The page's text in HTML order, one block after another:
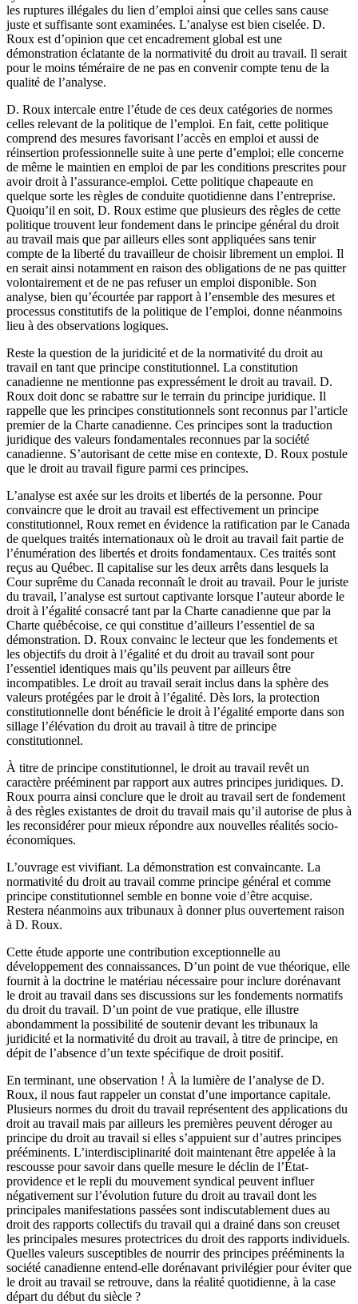
les ruptures illégales du lien d’emploi ainsi que celles sans cause
juste et suffisante sont examinées. L’analyse est bien ciselée. D.
Roux est d’opinion que cet encadrement global est une
démonstration éclatante de la normativité du droit au travail. Il serait
pour le moins téméraire de ne pas en convenir compte tenu de la
qualité de l’analyse.
D. Roux intercale entre l’étude de ces deux catégories de normes
celles relevant de la politique de l’emploi. En fait, cette politique
comprend des mesures favorisant l’accès en emploi et aussi de
réinsertion professionnelle suite à une perte d’emploi; elle concerne
de même le maintien en emploi de par les conditions prescrites pour
avoir droit à l’assurance-emploi. Cette politique chapeaute en
quelque sorte les règles de conduite quotidienne dans l’entreprise.
Quoiqu’il en soit, D. Roux estime que plusieurs des règles de cette
politique trouvent leur fondement dans le principe général du droit
au travail mais que par ailleurs elles sont appliquées sans tenir
compte de la liberté du travailleur de choisir librement un emploi. Il
en serait ainsi notamment en raison des obligations de ne pas quitter
volontairement et de ne pas refuser un emploi disponible. Son
analyse, bien qu’écourtée par rapport à l’ensemble des mesures et
processus constitutifs de la politique de l’emploi, donne néanmoins
lieu à des observations logiques.
Reste la question de la juridicité et de la normativité du droit au
travail en tant que principe constitutionnel. La constitution
canadienne ne mentionne pas expressément le droit au travail. D.
Roux doit donc se rabattre sur le terrain du principe juridique. Il
rappelle que les principes constitutionnels sont reconnus par l’article
premier de la Charte canadienne. Ces principes sont la traduction
juridique des valeurs fondamentales reconnues par la société
canadienne. S’autorisant de cette mise en contexte, D. Roux postule
que le droit au travail figure parmi ces principes.
L’analyse est axée sur les droits et libertés de la personne. Pour
convaincre que le droit au travail est effectivement un principe
constitutionnel, Roux remet en évidence la ratification par le Canada
de quelques traités internationaux où le droit au travail fait partie de
l’énumération des libertés et droits fondamentaux. Ces traités sont
reçus au Québec. Il capitalise sur les deux arrêts dans lesquels la
Cour suprême du Canada reconnaît le droit au travail. Pour le juriste
du travail, l’analyse est surtout captivante lorsque l’auteur aborde le
droit à l’égalité consacré tant par la Charte canadienne que par la
Charte québécoise, ce qui constitue d’ailleurs l’essentiel de sa
démonstration. D. Roux convainc le lecteur que les fondements et
les objectifs du droit à l’égalité et du droit au travail sont pour
l’essentiel identiques mais qu’ils peuvent par ailleurs être
incompatibles. Le droit au travail serait inclus dans la sphère des
valeurs protégées par le droit à l’égalité. Dès lors, la protection
constitutionnelle dont bénéficie le droit à l’égalité emporte dans son
sillage l’élévation du droit au travail à titre de principe
constitutionnel.
À titre de principe constitutionnel, le droit au travail revêt un
caractère prééminent par rapport aux autres principes juridiques. D.
Roux pourra ainsi conclure que le droit au travail sert de fondement
à des règles existantes de droit du travail mais qu’il autorise de plus à
les reconsidérer pour mieux répondre aux nouvelles réalités socio-
économiques.
L’ouvrage est vivifiant. La démonstration est convaincante. La
normativité du droit au travail comme principe général et comme
principe constitutionnel semble en bonne voie d’être acquise.
Restera néanmoins aux tribunaux à donner plus ouvertement raison
à D. Roux.
Cette étude apporte une contribution exceptionnelle au
développement des connaissances. D’un point de vue théorique, elle
fournit à la doctrine le matériau nécessaire pour inclure dorénavant
le droit au travail dans ses discussions sur les fondements normatifs
du droit du travail. D’un point de vue pratique, elle illustre
abondamment la possibilité de soutenir devant les tribunaux la
juridicité et la normativité du droit au travail, à titre de principe, en
dépit de l’absence d’un texte spécifique de droit positif.
En terminant, une observation ! À la lumière de l’analyse de D.
Roux, il nous faut rappeler un constat d’une importance capitale.
Plusieurs normes du droit du travail représentent des applications du
droit au travail mais par ailleurs les premières peuvent déroger au
principe du droit au travail si elles s’appuient sur d’autres principes
prééminents. L’interdisciplinarité doit maintenant être appelée à la
rescousse pour savoir dans quelle mesure le déclin de l’État-
providence et le repli du mouvement syndical peuvent influer
négativement sur l’évolution future du droit au travail dont les
principales manifestations passées sont indiscutablement dues au
droit des rapports collectifs du travail qui a drainé dans son creuset
les principales mesures protectrices du droit des rapports individuels.
Quelles valeurs susceptibles de nourrir des principes prééminents la
société canadienne entend-elle dorénavant privilégier pour éviter que
le droit au travail se retrouve, dans la réalité quotidienne, à la case
départ du début du siècle ?